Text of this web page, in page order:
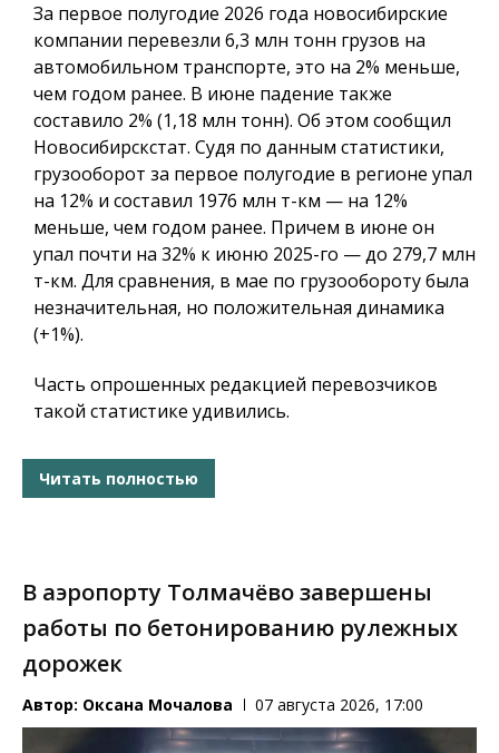
За первое полугодие 2026 года новосибирские
компании перевезли 6,3 млн тонн грузов на
автомобильном транспорте, это на 2% меньше,
чем годом ранее. В июне падение также
составило 2% (1,18 млн тонн). Об этом сообщил
Новосибирскстат. Судя по данным статистики,
грузооборот за первое полугодие в регионе упал
на 12% и составил 1976 млн т-км — на 12%
меньше, чем годом ранее. Причем в июне он
упал почти на 32% к июню 2025-го — до 279,7 млн
т-км. Для сравнения, в мае по грузообороту была
незначительная, но положительная динамика
(+1%).
Часть опрошенных редакцией перевозчиков
такой статистике удивились.
Читать полностью
В аэропорту Толмачёво завершены
работы по бетонированию рулежных
дорожек
Автор: Оксана Мочалова 07 августа 2026, 17:00